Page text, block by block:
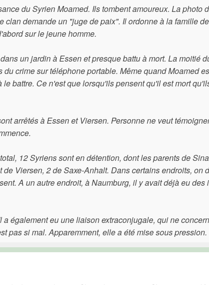
du Syrien Moamed. Ils tombent amoureux. La photo
demande un "juge de paix". Il ordonne à la famille
sur le jeune homme.
un jardin à Essen et presque battu à mort. La moitié
crime sur téléphone portable. Même quand Moamed
battre. Ce n'est que lorsqu'ils pensent qu'il est mort
arrêtés à Essen et Viersen. Personne ne veut
12 Syriens sont en détention, dont les parents de
Viersen, 2 de Saxe-Anhalt. Dans certains endroits, on
A un autre endroit, à Naumburg, il y avait déjà eu des
également eu une liaison extraconjugale, qui ne
pas si mal. Apparemment, elle a été mise sous pression.